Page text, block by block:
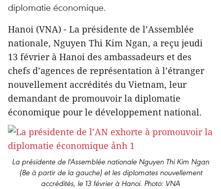
diplomatie économique.
Hanoi (VNA) - La présidente de l’Assemblée
nationale, Nguyen Thi Kim Ngan, a reçu jeudi
13 février à Hanoi des ambassadeurs et des
chefs d’agences de représentation à l’étranger
nouvellement accrédités du Vietnam, leur
demandant de promouvoir la diplomatie
économique pour le développement national.
La présidente de l'Assemblée nationale Nguyen Thi Kim Ngan
(8e à partir de la gauche) et les diplomates nouvellement
accrédités, le 13 février à Hanoi. Photo: VNA